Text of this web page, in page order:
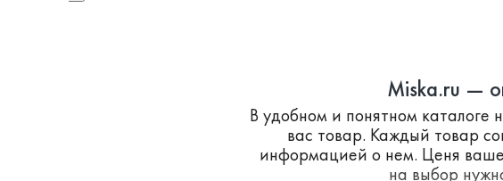
Miska.ru —
В удобном и понятном
вас товар. Каждый товар
информацией о нем. Ценя
на выбор